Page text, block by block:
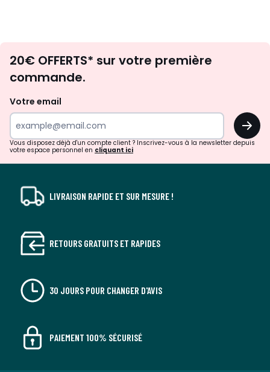
d'inspirations
surprises?
20€ OFFERTS* sur votre première
commande.
Votre email
OK
Vous disposez déjà d'un compte client ? Inscrivez-vous à la newsletter depuis
votre espace personnel en cliquant ici
LIVRAISON RAPIDE ET SUR MESURE !
RETOURS GRATUITS ET RAPIDES
30 JOURS POUR CHANGER D'AVIS
PAIEMENT 100% SÉCURISÉ